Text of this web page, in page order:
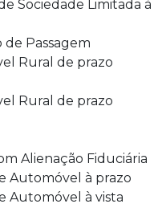
Sociedade Limitada à
de Passagem
Rural de prazo
Rural de prazo
Alienação Fiduciária
Automóvel à prazo
Automóvel à vista